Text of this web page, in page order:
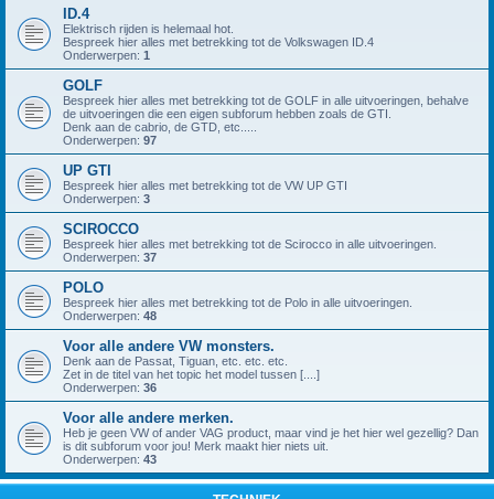
ID.4
Elektrisch rijden is helemaal hot.
Bespreek hier alles met betrekking tot de Volkswagen ID.4
Onderwerpen: 1
GOLF
Bespreek hier alles met betrekking tot de GOLF in alle uitvoeringen, behalve
de uitvoeringen die een eigen subforum hebben zoals de GTI.
Denk aan de cabrio, de GTD, etc.....
Onderwerpen: 97
UP GTI
Bespreek hier alles met betrekking tot de VW UP GTI
Onderwerpen: 3
SCIROCCO
Bespreek hier alles met betrekking tot de Scirocco in alle uitvoeringen.
Onderwerpen: 37
POLO
Bespreek hier alles met betrekking tot de Polo in alle uitvoeringen.
Onderwerpen: 48
Voor alle andere VW monsters.
Denk aan de Passat, Tiguan, etc. etc. etc.
Zet in de titel van het topic het model tussen [....]
Onderwerpen: 36
Voor alle andere merken.
Heb je geen VW of ander VAG product, maar vind je het hier wel gezellig? Dan
is dit subforum voor jou! Merk maakt hier niets uit.
Onderwerpen: 43